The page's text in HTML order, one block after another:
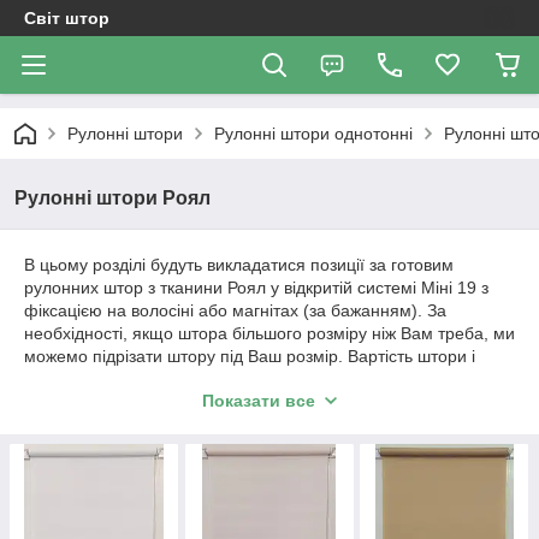
Світ штор
Рулонні штори Рулонні штори однотонні Рулонні
Рулонні штори Роял
В цьому розділі будуть викладатися позиції за готовим
рулонних штор з тканини Роял у відкритій системі Міні 19 з
фіксацією на волосіні або магнітах (за бажанням). За
необхідності, якщо штора більшого розміру ніж Вам треба, ми
можемо підрізати штору під Ваш розмір. Вартість штори і
Важливо!!! Як відбувається робота з нами. Ми
працюємо з усією Україною!
Показати все